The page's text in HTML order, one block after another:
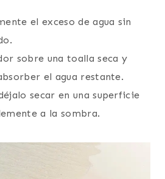
el exceso de agua sin
sobre una toalla seca y
el agua restante.
secar en una superficie
a la sombra.